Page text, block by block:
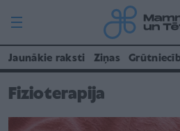
Jaunākie raksti Ziņas
Fizioterapija